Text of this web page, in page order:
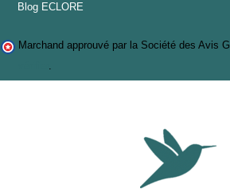
Blog ECLORE
Marchand approuvé par la Société des Avis
.